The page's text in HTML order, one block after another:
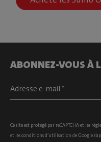
ABONNEZ-VOUS À
Ce site est protégé par reCAPTCHA et les
et lesconditions d’utilisation de Google